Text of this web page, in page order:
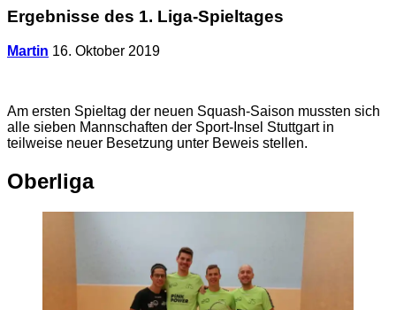
Ergebnisse des 1. Liga-Spieltages
Martin 16. Oktober 2019
Am ersten Spieltag der neuen Squash-Saison mussten sich
alle sieben Mannschaften der Sport-Insel Stuttgart in
teilweise neuer Besetzung unter Beweis stellen.
Oberliga